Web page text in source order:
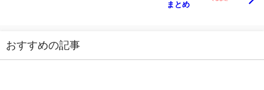
まとめ
おすすめの記事